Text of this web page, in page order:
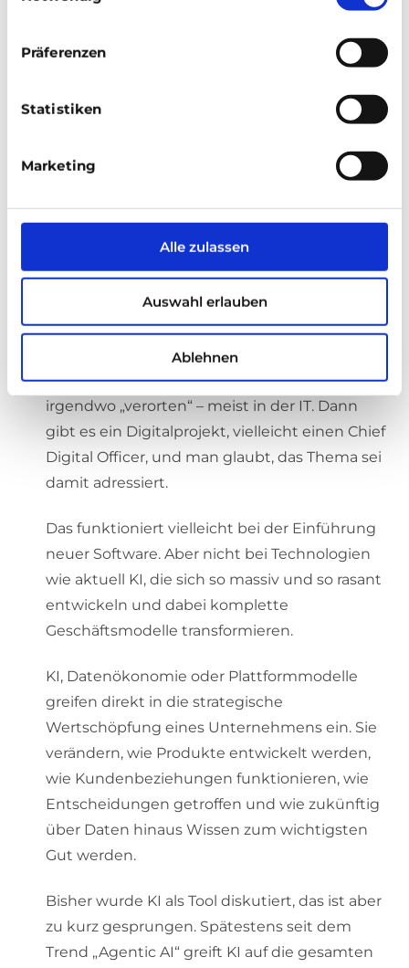
Präferenzen
Statistiken
Marketing
Alle zulassen
Auswahl erlauben
Ablehnen
Technologie längst ein Board-Thema ist, woran
sich eine echte digitale Strategie erkennen lässt –
und welche Fragen Aufsichtsräte heute stellen
behandelt. Ab wann gehört Technologie aus
deiner Sicht zwingend auf die Agenda eines
Eigentlich längst.
Wir tun in Deutschland häufig noch so, als
könne man Digitalisierung organisatorisch
irgendwo „verorten“ – meist in der IT. Dann
gibt es ein Digitalprojekt, vielleicht einen Chief
Digital Officer, und man glaubt, das Thema sei
damit adressiert.
Das funktioniert vielleicht bei der Einführung
neuer Software. Aber nicht bei Technologien
wie aktuell KI, die sich so massiv und so rasant
entwickeln und dabei komplette
Geschäftsmodelle transformieren.
KI, Datenökonomie oder Plattformmodelle
greifen direkt in die strategische
Wertschöpfung eines Unternehmens ein. Sie
verändern, wie Produkte entwickelt werden,
wie Kundenbeziehungen funktionieren, wie
Entscheidungen getroffen und wie zukünftig
über Daten hinaus Wissen zum wichtigsten
Gut werden.
Bisher wurde KI als Tool diskutiert, das ist aber
zu kurz gesprungen. Spätestens seit dem
Trend „Agentic AI“ greift KI auf die gesamten